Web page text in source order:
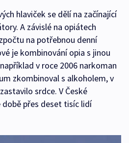
hlaviček se dělí na začínající
A závislé na opiátech
na potřebnou denní
je kombinování opia s jinou
v roce 2006 narkoman
zkombinoval s alkoholem, v
srdce. V České
době přes deset tisíc lidí